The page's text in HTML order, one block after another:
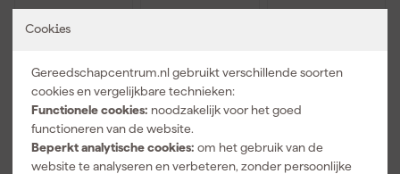
Cookies
Gereedschapcentrum.nl gebruikt verschillende soorten
cookies en vergelijkbare technieken:
Functionele cookies: noodzakelijk voor het goed
functioneren van de website.
Beperkt analytische cookies: om het gebruik van de
website te analyseren en verbeteren, zonder persoonlijke
72364 TSTAK
Schuim inlay -
voor
DWST17808 /
DWST17807 /
DWST17805
Morgen
bezorgd
Afgelopen 30 dgn 22,99
-5%
1
ToughSystem
2.0
Gereedschap
slade diep
Morgen
bezorgd
steunen voor
- 2 stuks
bezorgd